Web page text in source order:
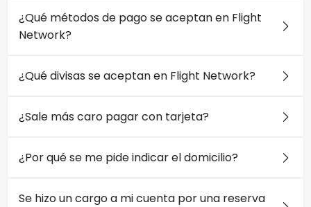
¿Qué métodos de pago se aceptan en Flight
Network?
¿Qué divisas se aceptan en Flight Network?
¿Sale más caro pagar con tarjeta?
¿Por qué se me pide indicar el domicilio?
Se hizo un cargo a mi cuenta por una reserva